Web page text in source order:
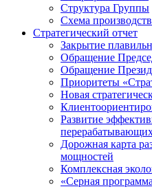
Структура Группы
Схема
Стратегический отчет
Закрытие
Обращение
Обращение
Приоритеты
Новая
Развитие
Дорожная карта
мощностей
Комплексная
«Серная